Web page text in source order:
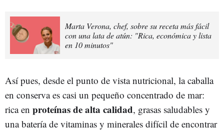
Marta Verona, chef, sobre su receta más fácil
con una lata de atún: "Rica, económica y lista
en 10 minutos"
Así pues, desde el punto de vista nutricional, la caballa
en conserva es casi un pequeño concentrado de mar:
rica en proteínas de alta calidad, grasas saludables y
una batería de vitaminas y minerales difícil de encontrar